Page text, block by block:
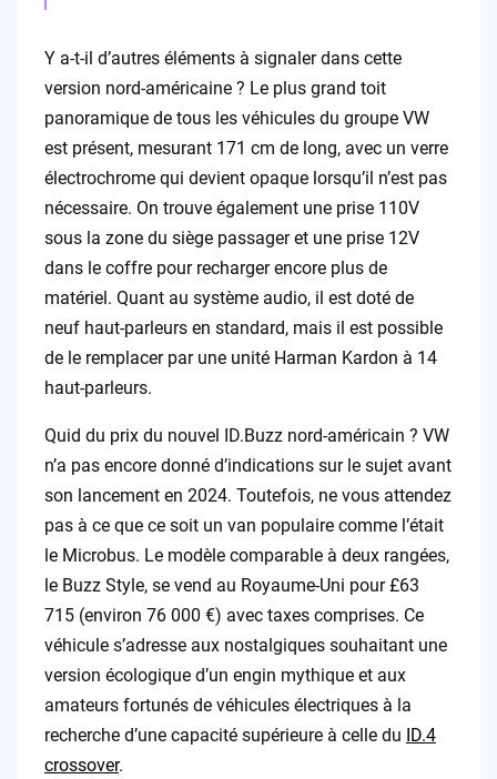
Y a-t-il d’autres éléments à signaler dans cette
version nord-américaine ? Le plus grand toit
panoramique de tous les véhicules du groupe VW
est présent, mesurant 171 cm de long, avec un verre
électrochrome qui devient opaque lorsqu’il n’est pas
nécessaire. On trouve également une prise 110V
sous la zone du siège passager et une prise 12V
dans le coffre pour recharger encore plus de
matériel. Quant au système audio, il est doté de
neuf haut-parleurs en standard, mais il est possible
de le remplacer par une unité Harman Kardon à 14
haut-parleurs.
Quid du prix du nouvel ID.Buzz nord-américain ? VW
n’a pas encore donné d’indications sur le sujet avant
son lancement en 2024. Toutefois, ne vous attendez
pas à ce que ce soit un van populaire comme l’était
le Microbus. Le modèle comparable à deux rangées,
le Buzz Style, se vend au Royaume-Uni pour £63
715 (environ 76 000 €) avec taxes comprises. Ce
véhicule s’adresse aux nostalgiques souhaitant une
version écologique d’un engin mythique et aux
amateurs fortunés de véhicules électriques à la
recherche d’une capacité supérieure à celle du ID.4
crossover.